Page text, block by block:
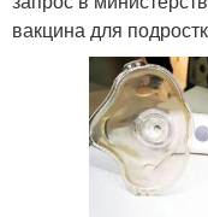
вакцина для